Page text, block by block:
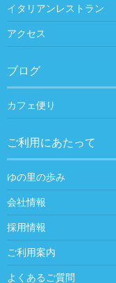
イタリアンレストラン
アクセス
ブログ
カフェ便り
ご利用にあたって
ゆの里の歩み
会社情報
採用情報
ご利用案内
よくあるご質問